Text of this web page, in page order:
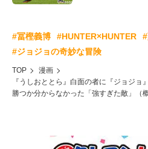
#冨樫義博 #HUNTER×HUNTER
#ジョジョの奇妙な冒険
TOP
漫画
『うしおととら』白面の者に『ジョジ
勝つか分からなかった「強すぎた敵」（概